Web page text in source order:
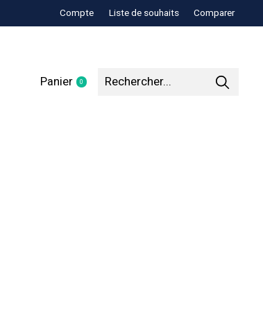
Compte Liste de souhaits Comparer
Panier 0items